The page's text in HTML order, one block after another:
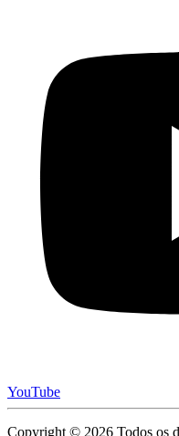
YouTube
Copyright © 2026 Todos os